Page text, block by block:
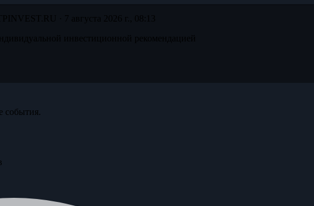
события.